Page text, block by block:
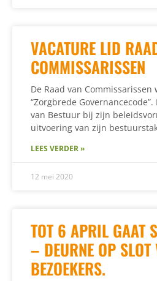
VACATURE LID
COMMISSARISSEN
De Raad van
“Zorgbrede
van Bestuur bij zijn
uitvoering van zijn
LEES VERDER »
12 mei 2020
TOT 6 APRIL GAAT
– DEURNE OP SLOT
BEZOEKERS.